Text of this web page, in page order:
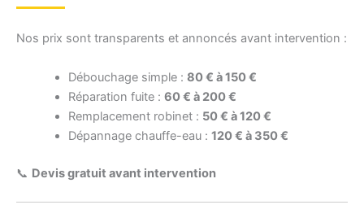
Nos prix sont transparents et annoncés avant intervention :
Débouchage simple : 80 € à 150 €
Réparation fuite : 60 € à 200 €
Remplacement robinet : 50 € à 120 €
Dépannage chauffe-eau : 120 € à 350 €
📞 Devis gratuit avant intervention